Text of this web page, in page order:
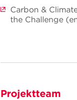
Carbon &
the Challenge
Projektteam